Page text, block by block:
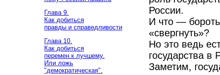
Глава 9.
Как добиться
правды и справедливости
Глава 10.
Как добиться
перемен к лучшему.
Или ложь
"демократическая".
России.
И что —
«свергнуть»?
Но это ведь
государства в
Заметим,